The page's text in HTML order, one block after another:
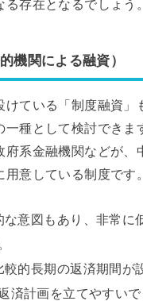
る存在となるでしょう。
機関による融資）
けている「制度融資」
一種として検討できま
府系金融機関などが、
意している制度です。
な意図もあり、非常に
較的長期の返済期間が
済計画を立てやすいで